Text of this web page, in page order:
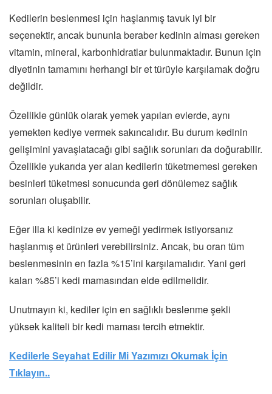
Kedilerin beslenmesi için haşlanmış tavuk iyi bir
seçenektir, ancak bununla beraber kedinin alması gereken
vitamin, mineral, karbonhidratlar bulunmaktadır. Bunun için
diyetinin tamamını herhangi bir et türüyle karşılamak doğru
değildir.
Özellikle günlük olarak yemek yapılan evlerde, aynı
yemekten kediye vermek sakıncalıdır. Bu durum kedinin
gelişimini yavaşlatacağı gibi sağlık sorunları da doğurabilir.
Özellikle yukarıda yer alan kedilerin tüketmemesi gereken
besinleri tüketmesi sonucunda geri dönülemez sağlık
sorunları oluşabilir.
Eğer illa ki kedinize ev yemeği yedirmek istiyorsanız
haşlanmış et ürünleri verebilirsiniz. Ancak, bu oran tüm
beslenmesinin en fazla %15’ini karşılamalıdır. Yani geri
kalan %85’i kedi mamasından elde edilmelidir.
Unutmayın ki, kediler için en sağlıklı beslenme şekli
yüksek kaliteli bir kedi maması tercih etmektir.
Kedilerle Seyahat Edilir Mi Yazımızı Okumak İçin
Tıklayın..